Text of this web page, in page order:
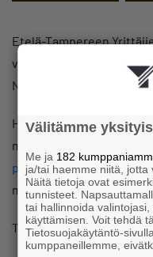
Etelä-Tampereen
viimeisen perjantain
Nekalassa Vihiojantiellä.
Huhtikuussa meille tulee
miten yrittäjät voivat
palveluja ja päinvastoin.
mm. Leila Ali.
Tervetuloa!
Välitämme
Me ja 182
ja/tai haemme niitä, jotta
Näitä tietoja ovat
tunnisteet.
tai hallinnoida
käyttämisen. Voit tehdä
Tietosuojakäytäntö-
kumppaneillemme,